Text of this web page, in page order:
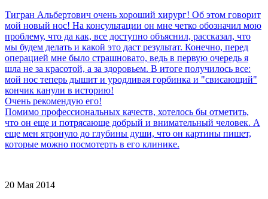
Тигран Альбертович очень хороший хирург! Об этом говорит
мой новый нос! На консультации он мне четко обозначил мою
проблему, что да как, все доступно объяснил, рассказал, что
мы будем делать и какой это даст результат. Конечно, перед
операцией мне было страшновато, ведь в первую очередь я
шла не за красотой, а за здоровьем. В итоге получилось все:
мой нос теперь дышит и уродливая горбинка и "свисающий"
кончик канули в историю!
Очень рекомендую его!
Помимо профессиональных качеств, хотелось бы отметить,
что он еще и потрясающе добрый и внимательный человек. А
еще мен ятронуло до глубины души, что он картины пишет,
которые можно посмотерть в его клинике.
20 Мая 2014